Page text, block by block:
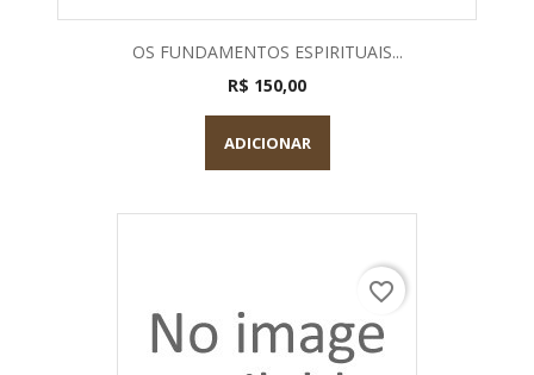
OS FUNDAMENTOS ESPIRITUAIS...
R$ 150,00
ADICIONAR
favorite_border